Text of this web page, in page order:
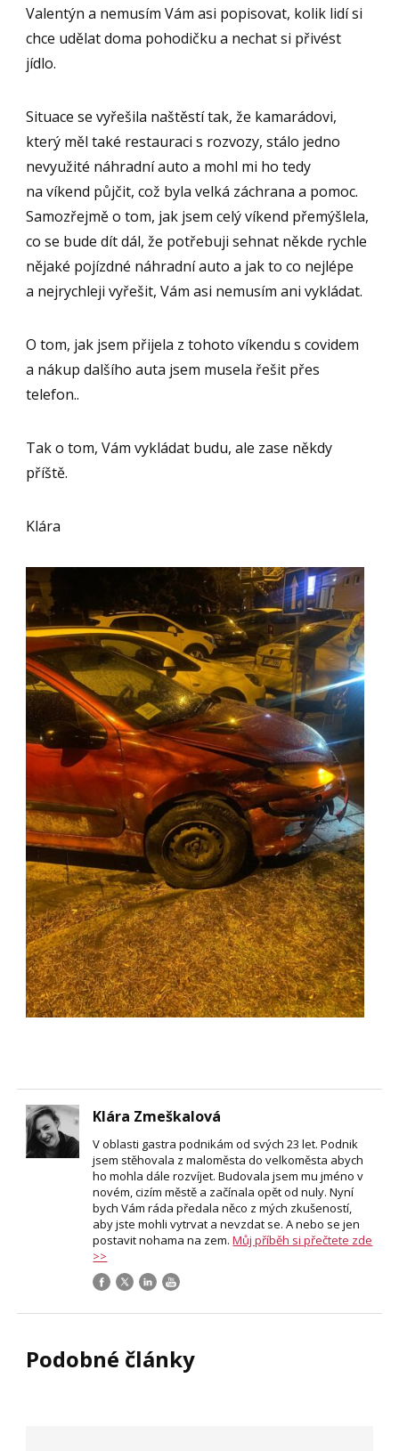
Valentýn a nemusím Vám asi popisovat, kolik lidí si
chce udělat doma pohodičku a nechat si přivést
jídlo.
Situace se vyřešila naštěstí tak, že kamarádovi,
který měl také restauraci s rozvozy, stálo jedno
nevyužité náhradní auto a mohl mi ho tedy
na víkend půjčit, což byla velká záchrana a pomoc.
Samozřejmě o tom, jak jsem celý víkend přemýšlela,
co se bude dít dál, že potřebuji sehnat někde rychle
nějaké pojízdné náhradní auto a jak to co nejlépe
a nejrychleji vyřešit, Vám asi nemusím ani vykládat.
O tom, jak jsem přijela z tohoto víkendu s covidem
a nákup dalšího auta jsem musela řešit přes
telefon..
Tak o tom, Vám vykládat budu, ale zase někdy
příště.
Klára
Klára Zmeškalová
V oblasti gastra podnikám od svých 23 let. Podnik
jsem stěhovala z maloměsta do velkoměsta abych
ho mohla dále rozvíjet. Budovala jsem mu jméno v
novém, cizím městě a začínala opět od nuly. Nyní
bych Vám ráda předala něco z mých zkušeností,
aby jste mohli vytrvat a nevzdat se. A nebo se jen
postavit nohama na zem.Můj příběh si přečtete zde
>>
Podobné články